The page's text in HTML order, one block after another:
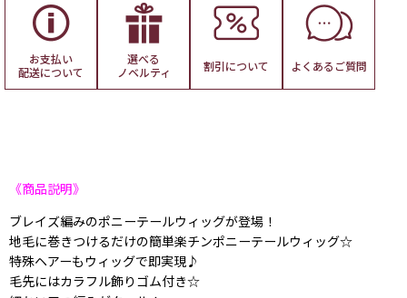
お支払い
配送について
選べる
ノベルティ
割引について よくある ご質問
《商品説明》
ブレイズ編みのポニーテールウィッグが登場！
地毛に巻きつけるだけの簡単楽チンポニーテールウィッグ☆
特殊ヘアーもウィッグで即実現♪
毛先にはカラフル飾りゴム付き☆